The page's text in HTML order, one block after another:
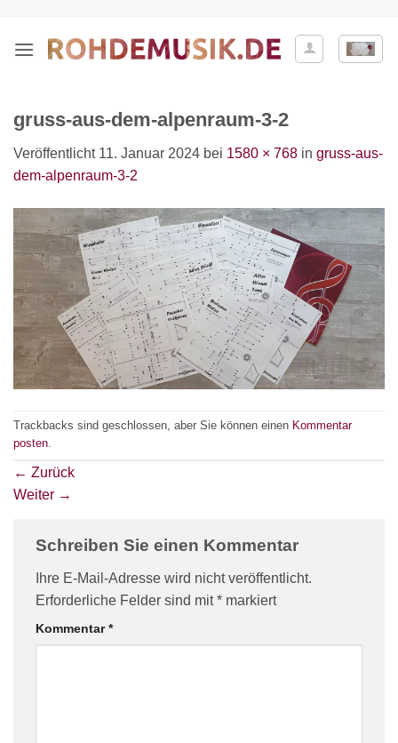
springen
gruss-aus-dem-alpenraum-3-2
Veröffentlicht 11. Januar 2024 bei 1580 × 768 in gruss-aus-
dem-alpenraum-3-2
Trackbacks sind geschlossen, aber Sie können einen Kommentar
posten
← Zurück
Weiter →
Schreiben Sie einen Kommentar
Ihre E-Mail-Adresse wird nicht veröffentlicht.
Erforderliche Felder sind mit* markiert
Kommentar*